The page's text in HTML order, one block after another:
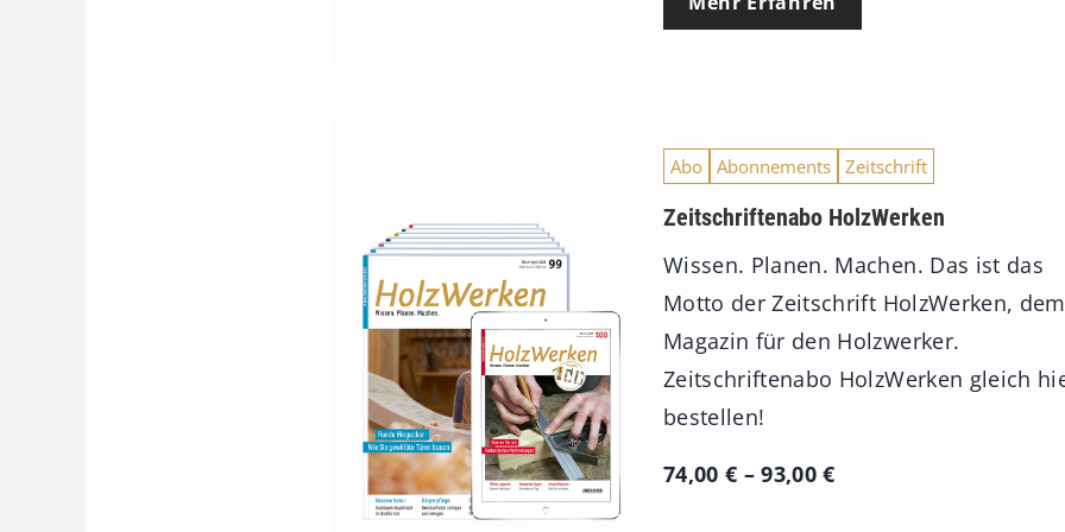
Abo Abonnements Zeitschrift
Zeitschriftenabo HolzWerken
Wissen. Planen. Machen. Das ist das
Motto der Zeitschrift HolzWerken, dem
Magazin für den Holzwerker.
Zeitschriftenabo HolzWerken gleich
bestellen!
74,00 € –93,00€P